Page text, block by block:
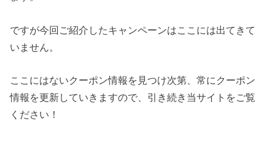
ですが今回ご紹介したキャンペーンはここには出てきて
いません。
ここにはないクーポン情報を見つけ次第、常にクーポン
情報を更新していきますので、引き続き当サイトをご覧
ください！